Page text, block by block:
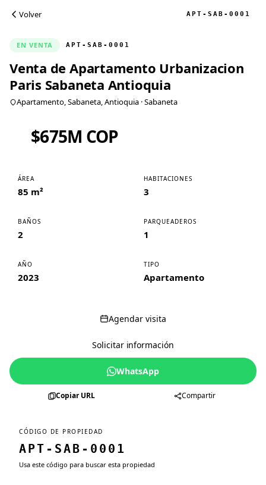
Volver APT-SAB-0001
EN VENTA APT-SAB-0001
Venta de Apartamento Urbanizacion
Paris Sabaneta Antioquia
Apartamento, Sabaneta, Antioquia · Sabaneta
$675M COP
ÁREA
85 m²
HABITACIONES
3
BAÑOS
2
PARQUEADEROS
1
AÑO
2023
TIPO
Apartamento
Agendar visita
Solicitar información
WhatsApp
Copiar URL Compartir
CÓDIGO DE PROPIEDAD
APT-SAB-0001
Usa este código para buscar esta propiedad